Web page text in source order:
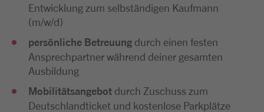
Entwicklung zum selbständigen Kaufmann
(m/w/d)
persönliche Betreuung durch einen festen
Ansprechpartner während deiner gesamten
Ausbildung
Mobilitätsangebot durch Zuschuss zum
Deutschlandticket und kostenlose Parkplätze